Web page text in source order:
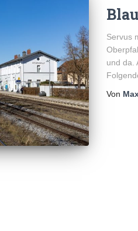
Servus
und da.
Von